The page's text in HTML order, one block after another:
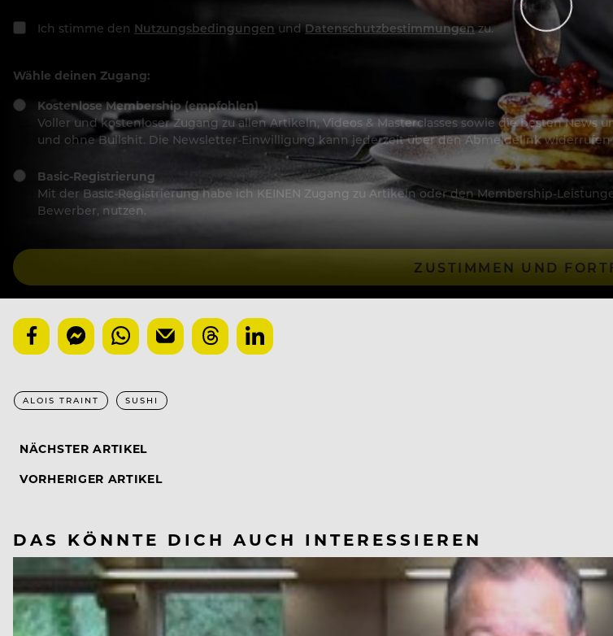
Ich stimme den Nutzungsbedingungen und Datenschutzbestimmungenzu.
Wähle deinen Zugang:
Kostenlose Membership (empfohlen)
Voller und kostenloser Zugang zu allen Artikeln, Videos & Masterclasses sowie die besten
und ohne Bullshit. Die Newsletter-Einwilligung kann jederzeit über den Abmeldelink
Basic-Registrierung
Mit der Basic-Registrierung habe ich KEINEN Zugang zu Artikeln oder den Membership-
Bewerber, nutzen.
ZUSTIMMEN UND
ALOIS TRAINT SUSHI
NÄCHSTER ARTIKEL
VORHERIGER ARTIKEL
DAS KÖNNTE DICH AUCH INTERESSIEREN